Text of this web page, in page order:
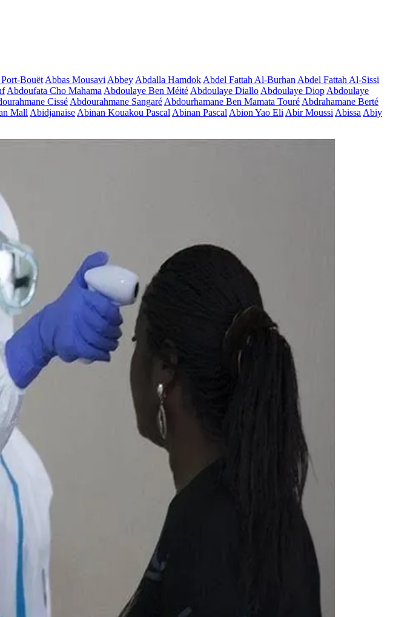
Bouët Abbas Mousavi Abbey Abdalla Hamdok Abdel Fattah Al-Burhan Abdel Fattah Al-Sissi
Abdoufata Cho Mahama Abdoulaye Ben Méité Abdoulaye Diallo Abdoulaye Diop Abdoulaye
Cissé Abdourahmane Sangaré Abdourhamane Ben Mamata Touré Abdrahamane Berté
Mall Abidjanaise Abinan Kouakou Pascal Abinan Pascal Abion Yao Eli Abir Moussi Abissa Abiy